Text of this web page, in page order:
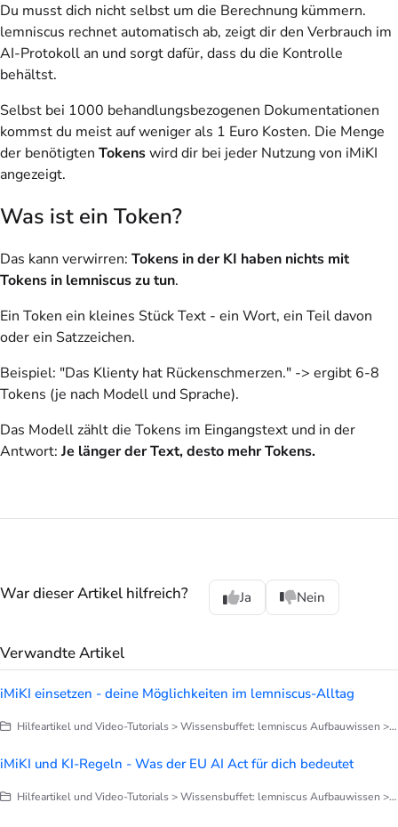
Du musst dich nicht selbst um die Berechnung kümmern.
lemniscus rechnet automatisch ab, zeigt dir den Verbrauch im
AI-Protokoll an und sorgt dafür, dass du die Kontrolle
behältst.
Selbst bei 1000 behandlungsbezogenen Dokumentationen
kommst du meist auf weniger als 1 Euro Kosten. Die Menge
der benötigten Tokenswird dir bei jeder Nutzung von iMiKI
angezeigt.
Was ist ein Token?
Das kann verwirren: Tokens in der KI haben nichts mit
Tokens in lemniscuszu tun.
Ein Token ein kleines Stück Text - ein Wort, ein Teil davon
oder ein Satzzeichen.
Beispiel: "Das Klienty hat Rückenschmerzen." -> ergibt 6-8
Tokens (je nach Modell und Sprache).
Das Modell zählt die Tokens im Eingangstext und in der
Antwort: Je länger der Text, desto mehr Tokens.
War dieser Artikel hilfreich? Ja Nein
Verwandte Artikel
iMiKI einsetzen - deine Möglichkeiten im lemniscus-Alltag
Hilfeartikel und Video-Tutorials > Wissensbuffet: lemniscus Aufbauwissen > iMiKI
iMiKI und KI-Regeln - Was der EU AI Act für dich bedeutet
Hilfeartikel und Video-Tutorials > Wissensbuffet: lemniscus Aufbauwissen > iMiKI